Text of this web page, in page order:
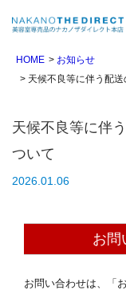
HOME
お知らせ
天候不良等に伴う配
天候不良等に伴
ついて
2026.01.06
お問
お問い合わせは、「